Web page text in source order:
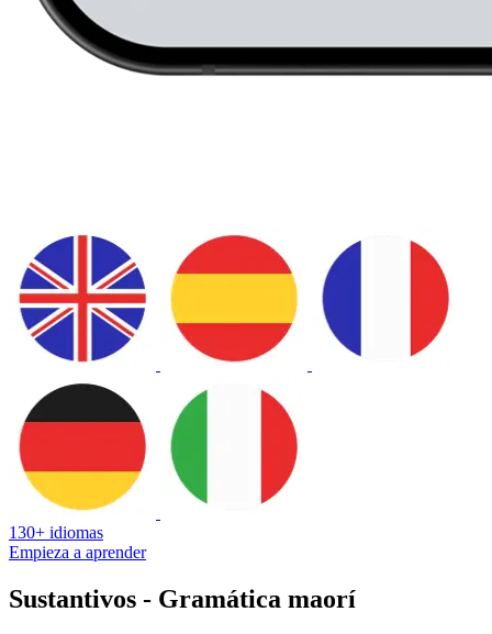
130+ idiomas
Empieza a aprender
Sustantivos - Gramática maorí